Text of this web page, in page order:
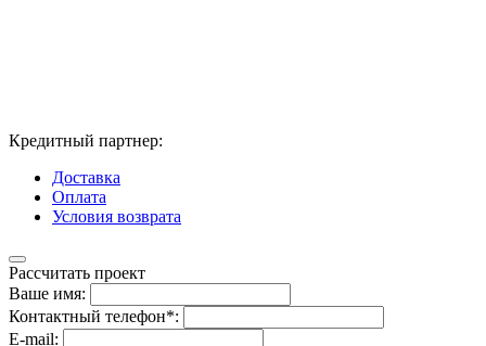
Кредитный партнер:
Доставка
Оплата
Условия возврата
Рассчитать проект
Ваше имя:
Контактный телефон*:
E-mail: